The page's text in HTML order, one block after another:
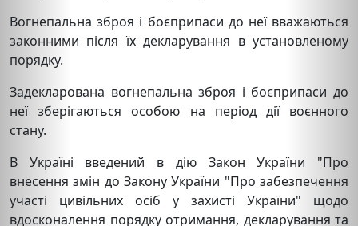
Вогнепальна зброя і боєприпаси до неї вважаються
законними після їх декларування в установленому
порядку.
Задекларована вогнепальна зброя і боєприпаси до
неї зберігаються особою на період дії воєнного
стану.
В Україні введений в дію Закон України "Про
внесення змін до Закону України "Про забезпечення
участі цивільних осіб у захисті України" щодо
вдосконалення порядку отримання, декларування та